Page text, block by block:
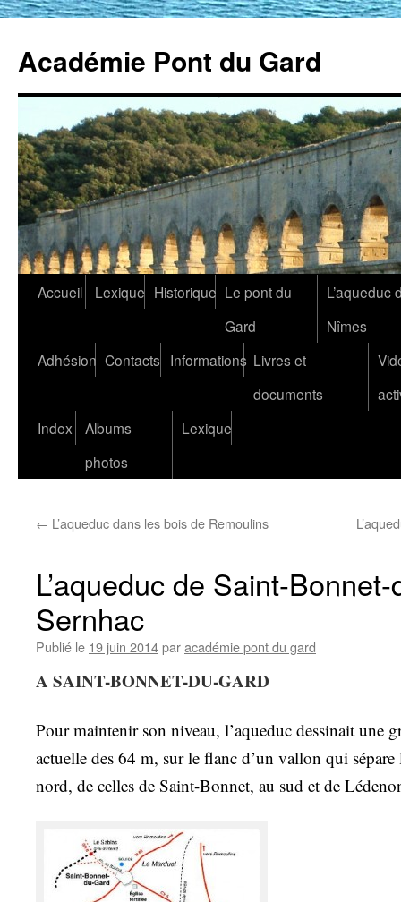
Académie Pont du Gard
Aller
contenu
Accueil Lexique Historique Le pont du
Gard
L’aqueduc
Nîmes
Adhésion Contacts Informations Livres et
documents
Index
Albums
photos
Lexique
← L’aqueduc dans les bois de Remoulins
L’aqueduc de Saint-
Sernhac
Publié le 19 juin 2014paracadémie pont du gard
A SAINT-BONNET-DU-GARD
Pour maintenir son niveau, l’aqueduc dessinait une
actuelle des 64 m, sur le flanc d’un vallon qui
nord, de celles de Saint-Bonnet, au sud et de